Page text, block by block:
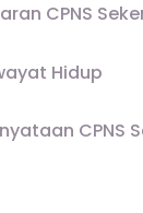
CPNS
Hidup
CPNS